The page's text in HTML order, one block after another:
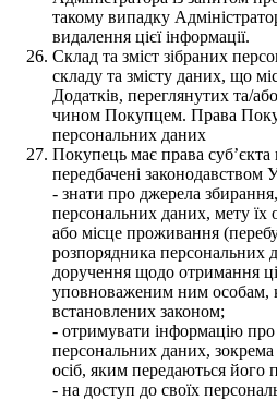
такому випадку
видалення цієї інформації.
Склад та зміст зібраних
складу та змісту даних, що
Додатків, переглянутих та/
чином Покупцем. Права
персональних даних
Покупець має права
передбачені законодавством
- знати про джерела
персональних даних, мету їх
або місце проживання
розпорядника персональних
доручення щодо отримання
уповноваженим ним особам,
встановлених законом;
- отримувати інформацію
персональних даних,
осіб, яким передаються його
- на доступ до своїх